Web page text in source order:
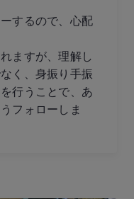
するので、心配
ますが、理解し
く、身振り手振
行うことで、あ
フォローしま